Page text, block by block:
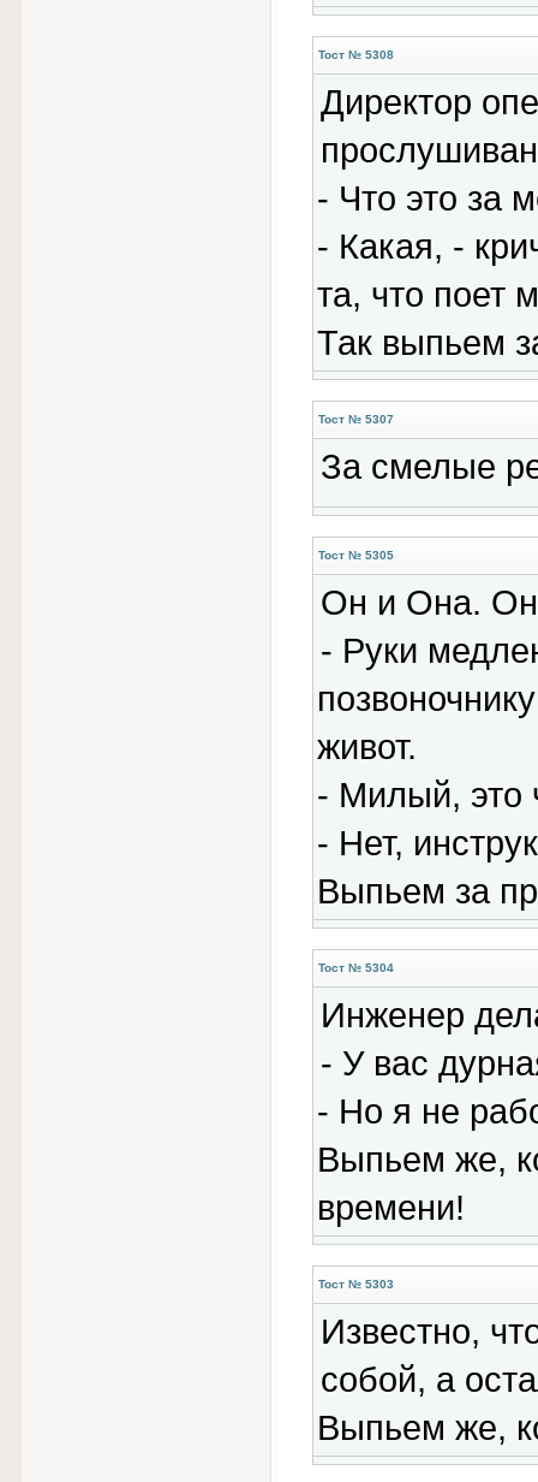
Тост № 5308
Директор
- Что это за
- Какая, -
та, что поет
Так выпьем
Тост № 5307
За смелые
Тост № 5305
Он и Она. Он
- Руки
живот.
- Милый, это
- Нет,
Выпьем за
Тост № 5304
Инженер
- У вас
- Но я не
Выпьем же,
времени!
Тост № 5303
Известно,
собой, а
Выпьем же,